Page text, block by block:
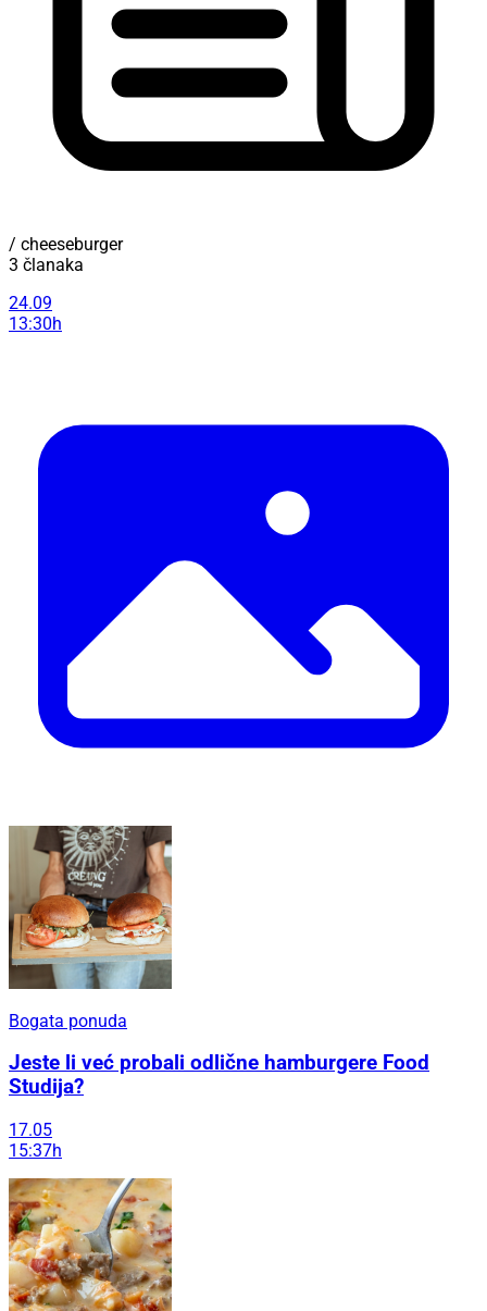
/ cheeseburger
3 članaka
24.09
13:30h
Bogata ponuda
Jeste li već probali odlične hamburgere Food
Studija?
17.05
15:37h